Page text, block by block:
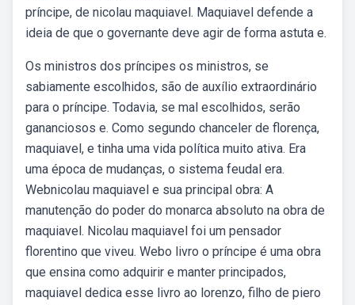
príncipe, de nicolau maquiavel. Maquiavel defende a
ideia de que o governante deve agir de forma astuta e.
Os ministros dos príncipes os ministros, se
sabiamente escolhidos, são de auxílio extraordinário
para o príncipe. Todavia, se mal escolhidos, serão
gananciosos e. Como segundo chanceler de florença,
maquiavel, e tinha uma vida política muito ativa. Era
uma época de mudanças, o sistema feudal era.
Webnicolau maquiavel e sua principal obra: A
manutenção do poder do monarca absoluto na obra de
maquiavel. Nicolau maquiavel foi um pensador
florentino que viveu. Webo livro o príncipe é uma obra
que ensina como adquirir e manter principados,
maquiavel dedica esse livro ao lorenzo, filho de piero